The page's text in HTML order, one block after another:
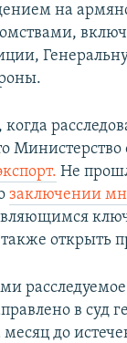
на
когда
Не
заключении
открыть
в суд
до